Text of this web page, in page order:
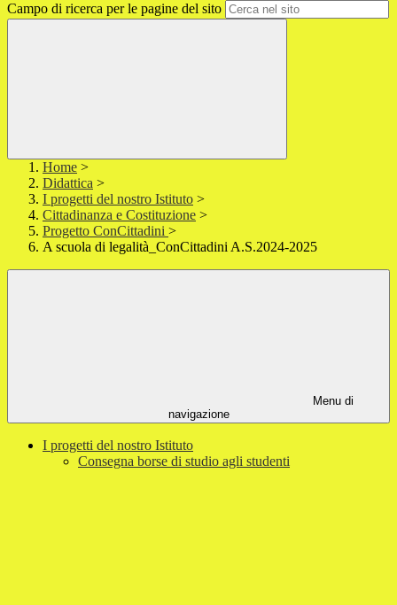
Campo di ricerca per le pagine del sito
Home >
Didattica >
I progetti del nostro Istituto >
Cittadinanza e Costituzione >
Progetto ConCittadini >
A scuola di legalità_ConCittadini A.S.2024-2025
Menu di
navigazione
I progetti del nostro Istituto
Consegna borse di studio agli studenti